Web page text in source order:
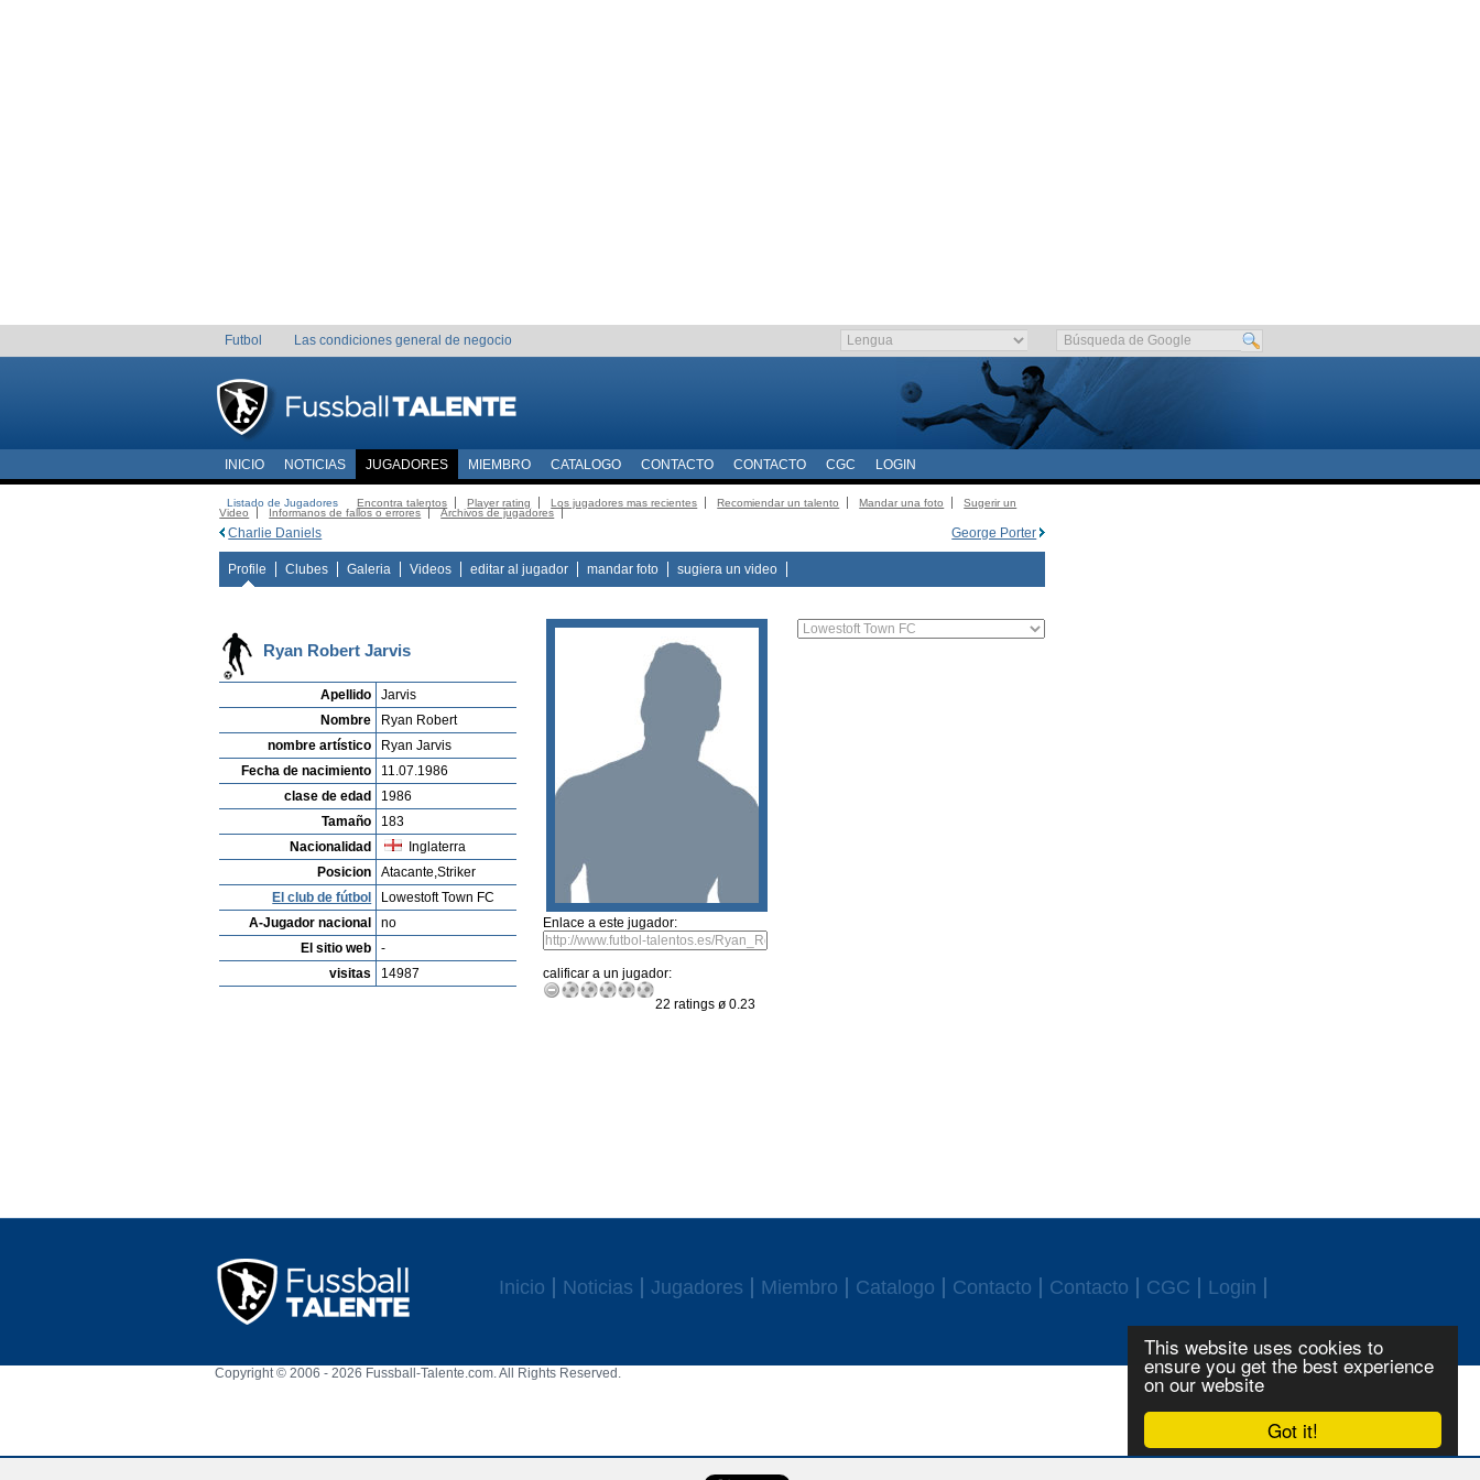
Got it!
This website uses cookies to
ensure you get the best experience
on our website
Futbol Las condiciones general de negocio
INICIO NOTICIAS JUGADORES MIEMBRO CATALOGO CONTACTO CONTACTO CGC LOGIN
Listado de Jugadores Encontra talentos Player rating Los jugadores mas recientes Recomiendar un talento Mandar una foto
Sugerir un
Video
Informanos de fallos o errores Archivos de jugadores
George Porter
Charlie Daniels
Profile Clubes Galeria Videos editar al jugador mandar foto sugiera un video
Ryan Robert Jarvis
Apellido
Jarvis
Nombre
Ryan Robert
nombre artístico
Ryan Jarvis
Fecha de nacimiento
11.07.1986
clase de edad
1986
Tamaño
183
Nacionalidad
Inglaterra
Posicion
Atacante,Striker
El club de fútbol
Lowestoft Town FC
A-Jugador nacional
no
El sitio web
-
visitas
14987
Enlace a este jugador:
calificar a un jugador:
22 ratings ø 0.23
Inicio Noticias Jugadores Miembro Catalogo Contacto Contacto CGC Login
Copyright © 2006 - 2026 Fussball-Talente.com. All Rights Reserved.